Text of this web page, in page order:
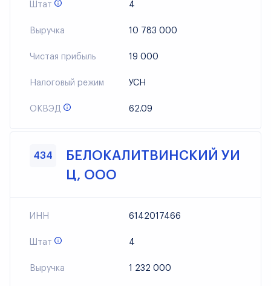
Штат 4
Выручка 10 783 000
Чистая прибыль 19 000
Налоговый режим УСН
ОКВЭД 62.09
434
БЕЛОКАЛИТВИНСКИЙ УИ
Ц, ООО
ИНН 6142017466
Штат 4
Выручка 1 232 000